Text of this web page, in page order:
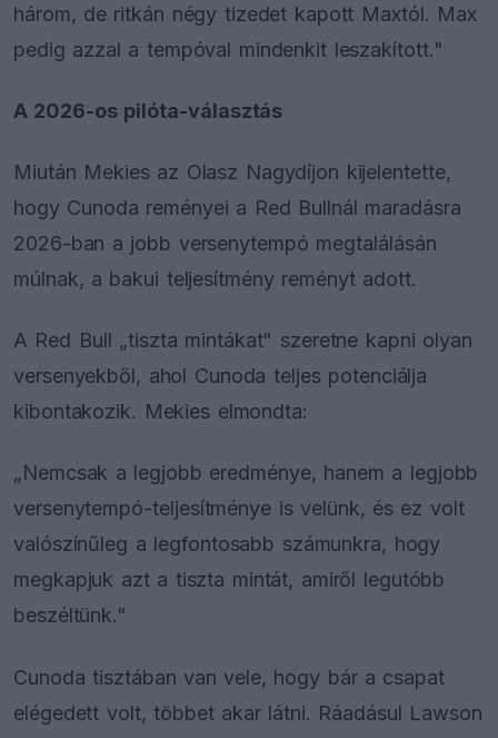
három, de ritkán négy tizedet kapott Maxtól. Max
pedig azzal a tempóval mindenkit leszakított."
A 2026-os pilóta-választás
Miután Mekies az Olasz Nagydíjon kijelentette,
hogy Cunoda reményei a Red Bullnál maradásra
2026-ban a jobb versenytempó megtalálásán
múlnak, a bakui teljesítmény reményt adott.
A Red Bull „tiszta mintákat" szeretne kapni olyan
versenyekből, ahol Cunoda teljes potenciálja
kibontakozik. Mekies elmondta:
„Nemcsak a legjobb eredménye, hanem a legjobb
versenytempó-teljesítménye is velünk, és ez volt
valószínűleg a legfontosabb számunkra, hogy
megkapjuk azt a tiszta mintát, amiről legutóbb
beszéltünk."
Cunoda tisztában van vele, hogy bár a csapat
elégedett volt, többet akar látni. Ráadásul Lawson